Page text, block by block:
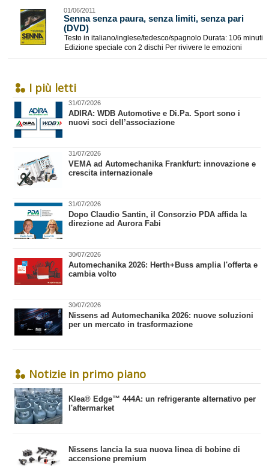
01/06/2011
Senna senza paura, senza limiti, senza pari
(DVD)
Testo in italiano/inglese/tedesco/spagnolo Durata: 106 minuti
Edizione speciale con 2 dischi Per rivivere le emozioni
I più letti
31/07/2026
​ADIRA: WDB Automotive e Di.Pa. Sport sono i
nuovi soci dell’associazione
31/07/2026
VEMA ad Automechanika Frankfurt: innovazione e
crescita internazionale
31/07/2026
​Dopo Claudio Santin, il Consorzio PDA affida la
direzione ad Aurora Fabi
30/07/2026
Automechanika 2026: Herth+Buss amplia l'offerta e
cambia volto
30/07/2026
Nissens ad Automechanika 2026: nuove soluzioni
per un mercato in trasformazione
Notizie in primo piano
​Klea® Edge™ 444A: un refrigerante alternativo per
l'aftermarket
Nissens lancia la sua nuova linea di bobine di
accensione premium